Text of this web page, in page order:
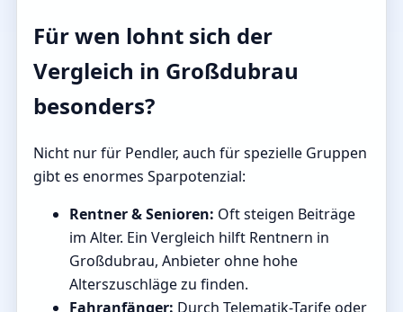
Für wen lohnt sich der
Vergleich in Großdubrau
besonders?
Nicht nur für Pendler, auch für spezielle Gruppen
gibt es enormes Sparpotenzial:
Rentner & Senioren: Oft steigen Beiträge
im Alter. Ein Vergleich hilft Rentnern in
Großdubrau, Anbieter ohne hohe
Alterszuschläge zu finden.
Fahranfänger: Durch Telematik-Tarife oder